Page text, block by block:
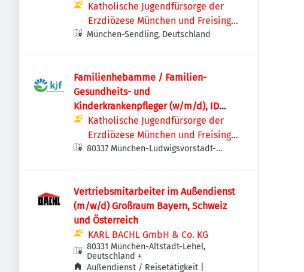
Katholische Jugendfürsorge der
Erzdiözese München und Freising
e.V.
München-Sendling, Deutschland
Familienhebamme / Familien-
Gesundheits- und
Kinderkrankenpfleger (w/m/d), ID
2026-10-13
Katholische Jugendfürsorge der
Erzdiözese München und Freising
e.V.
80337 München-Ludwigsvorstadt-
Vertriebsmitarbeiter im Außendienst
(m/w/d) Großraum Bayern, Schweiz
und Österreich
KARL BACHL GmbH & Co. KG
80331 München-Altstadt-Lehel,
Deutschland +
Außendienst / Reisetätigkeit |